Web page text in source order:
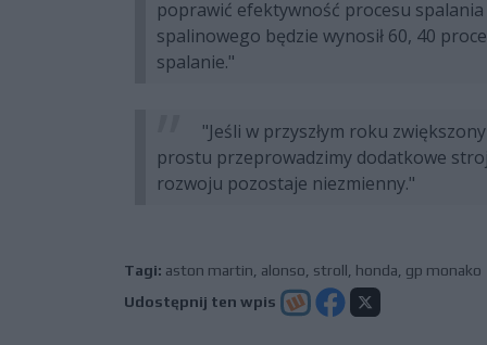
poprawić efektywność procesu spalania
spalinowego będzie wynosił 60, 40
spalanie."
"Jeśli w przyszłym roku
prostu przeprowadzimy dodatkowe
rozwoju pozostaje niezmienny."
Tagi: aston martin alonso stroll honda gp monako
Udostępnij ten wpis